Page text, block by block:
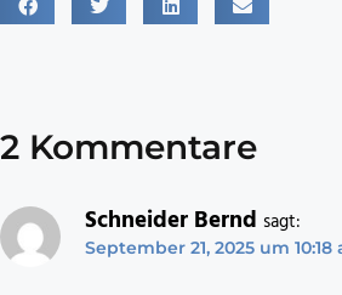
2 Kommentare
Schneider Bernd sagt:
September 21, 2025 um 10:18